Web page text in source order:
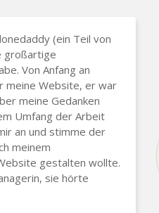
(ein Teil von
großartige
Von Anfang an
meine Website, er war
meine Gedanken
Umfang der Arbeit
an und stimme der
meinem
gestalten wollte.
sie hörte